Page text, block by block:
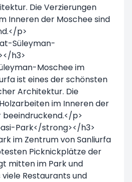
Die Verzierungen
Inneren der Moschee sind
p>
Süleyman-
h3>
Moschee im
ist eines der schönsten
Architektur. Die
im Inneren der
beeindruckend.</p>
Park</strong></h3>
im Zentrum von Sanliurfa
Picknickplätze der
mitten im Park und
Restaurants und